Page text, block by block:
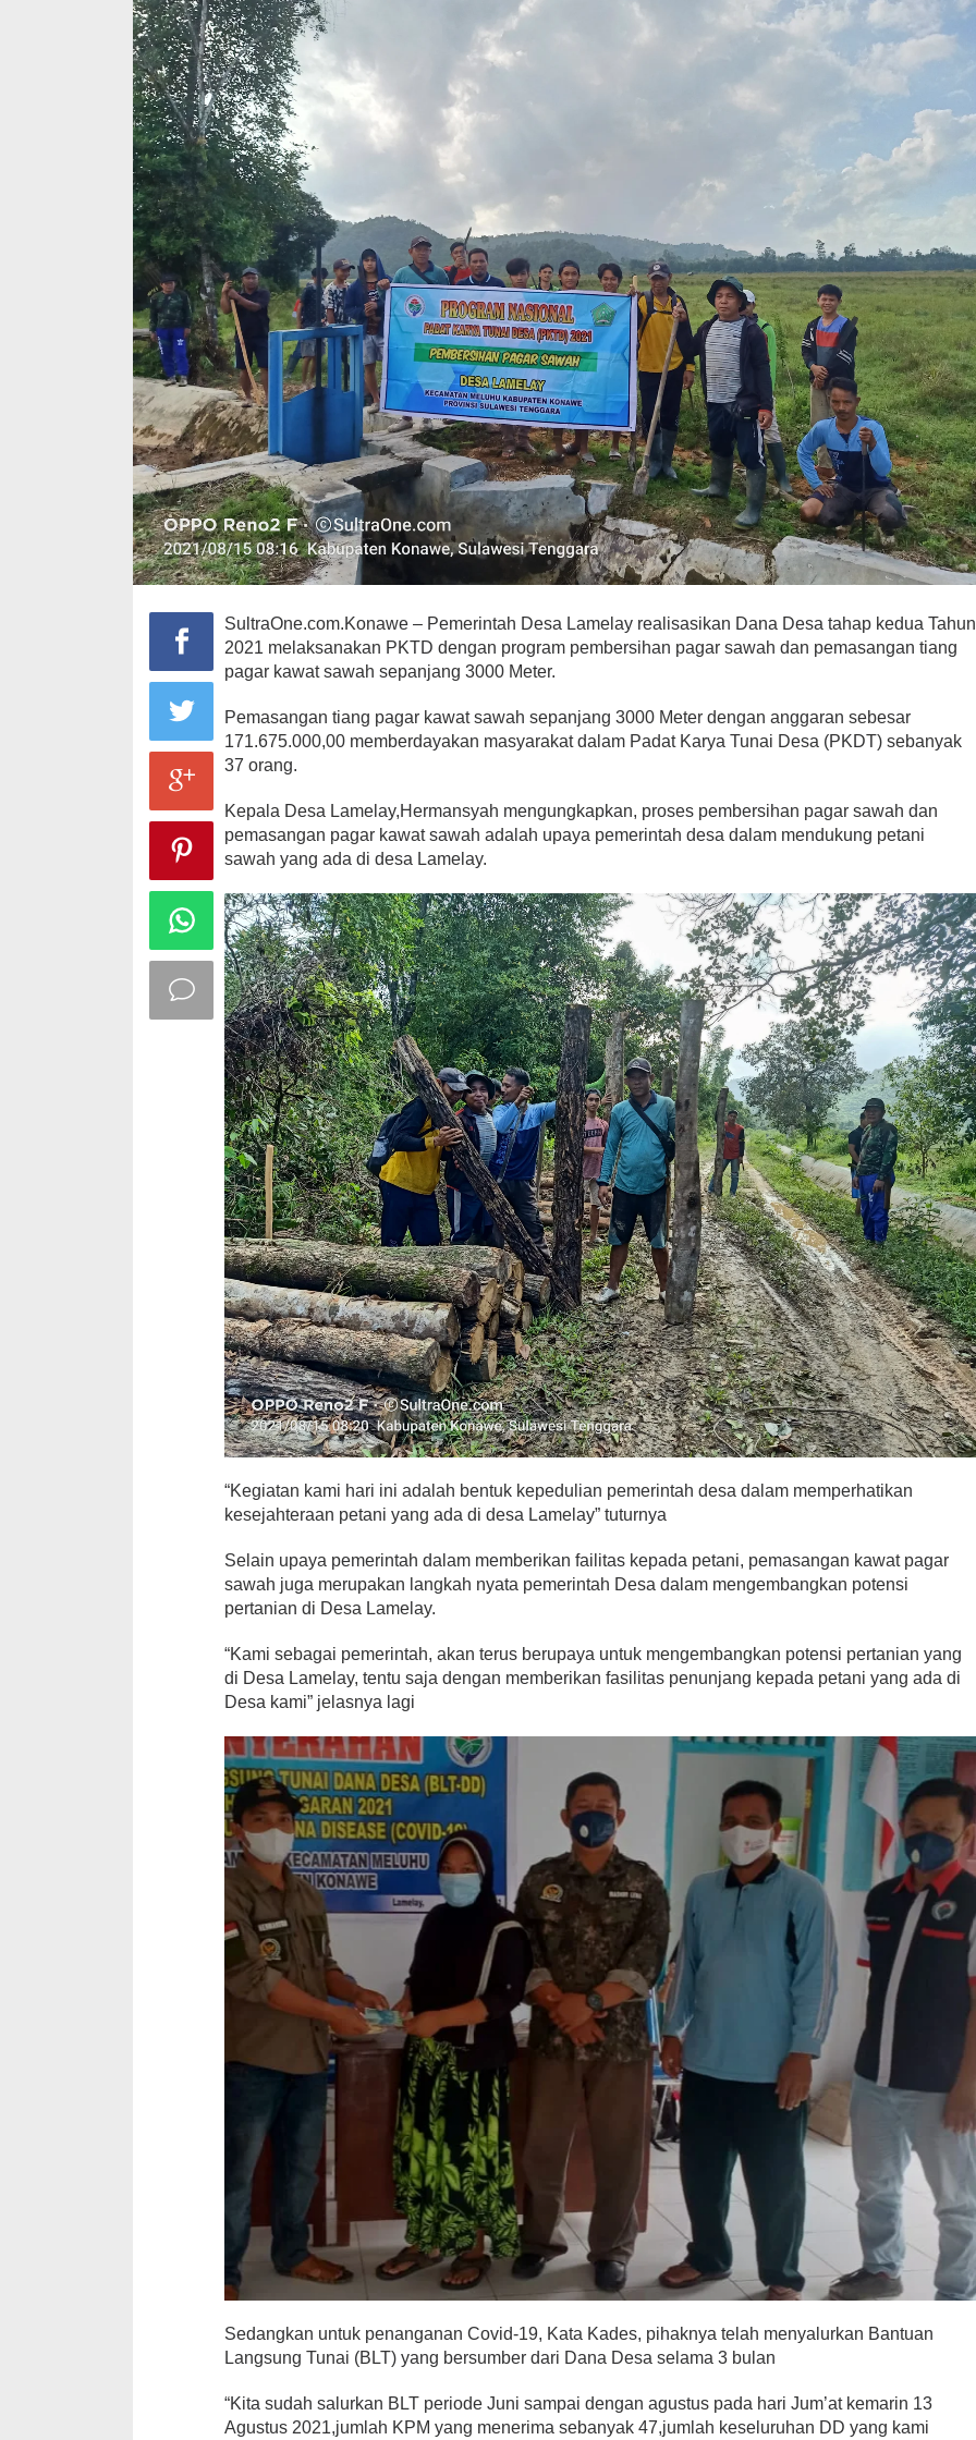
SultraOne.com.Konawe – Pemerintah Desa Lamelay realisasikan Dana Desa tahap kedua Tahun
2021 melaksanakan PKTD dengan program pembersihan pagar sawah dan pemasangan tiang
pagar kawat sawah sepanjang 3000 Meter.
Pemasangan tiang pagar kawat sawah sepanjang 3000 Meter dengan anggaran sebesar
171.675.000,00 memberdayakan masyarakat dalam Padat Karya Tunai Desa (PKDT) sebanyak
37 orang.
Kepala Desa Lamelay,Hermansyah mengungkapkan, proses pembersihan pagar sawah dan
pemasangan pagar kawat sawah adalah upaya pemerintah desa dalam mendukung petani
sawah yang ada di desa Lamelay.
“Kegiatan kami hari ini adalah bentuk kepedulian pemerintah desa dalam memperhatikan
kesejahteraan petani yang ada di desa Lamelay” tuturnya
Selain upaya pemerintah dalam memberikan failitas kepada petani, pemasangan kawat pagar
sawah juga merupakan langkah nyata pemerintah Desa dalam mengembangkan potensi
pertanian di Desa Lamelay.
“Kami sebagai pemerintah, akan terus berupaya untuk mengembangkan potensi pertanian yang
di Desa Lamelay, tentu saja dengan memberikan fasilitas penunjang kepada petani yang ada di
Desa kami” jelasnya lagi
Sedangkan untuk penanganan Covid-19, Kata Kades, pihaknya telah menyalurkan Bantuan
Langsung Tunai (BLT) yang bersumber dari Dana Desa selama 3 bulan
“Kita sudah salurkan BLT periode Juni sampai dengan agustus pada hari Jum’at kemarin 13
Agustus 2021,jumlah KPM yang menerima sebanyak 47,jumlah keseluruhan DD yang kami